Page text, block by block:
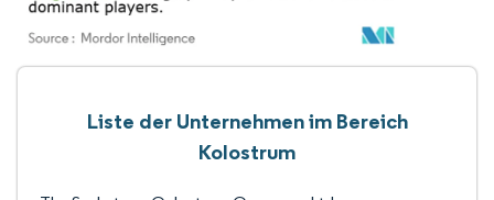
Liste der Unternehmen im Bereich
Kolostrum